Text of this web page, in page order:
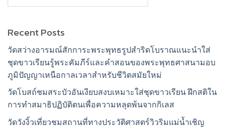
Recent Posts
วัดสว่างอารมณ์สักการะพระพุทธรูปสำริดโบราณแนะนำใส่
ชุดขาวเรียนรู้พระคัมภีร์และคำสอนของพระพุทธศาสนามอบ
ภูมิปัญญาเหนือกาลเวลาสำหรับชีวิตสมัยใหม่
วัดโบสถ์ชมสระบัวอันเงียบสงบเหมาะใส่ชุดขาวเรียน ฝึกสติใน
การทำสมาธิปฏิบัติตนเพื่อความหลุดพ้นจากกิเลส
วัดวังงิ้วเที่ยวชมสถานที่ทางประวัติศาสตร์วิวริมแม่น้ำเชิญ